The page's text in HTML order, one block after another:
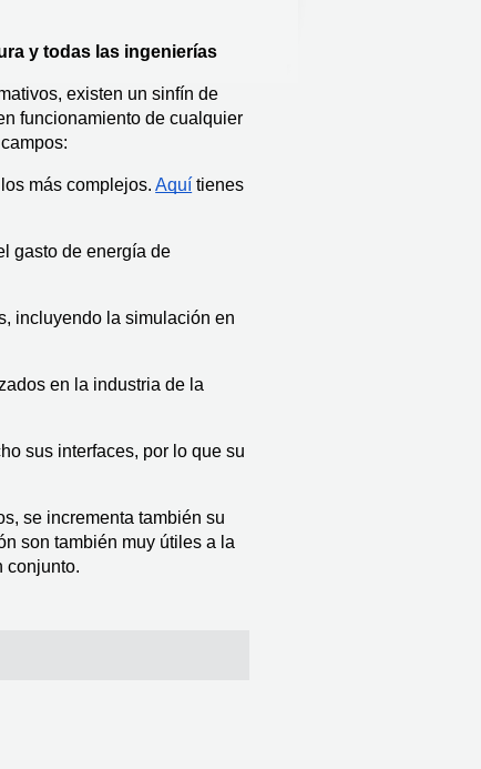
y todas las ingenierías
existen un sinfín de
funcionamiento de cualquier
los más complejos. Aquí tienes
gasto de energía de
incluyendo la simulación en
en la industria de la
sus interfaces, por lo que su
se incrementa también su
son también muy útiles a la
conjunto.